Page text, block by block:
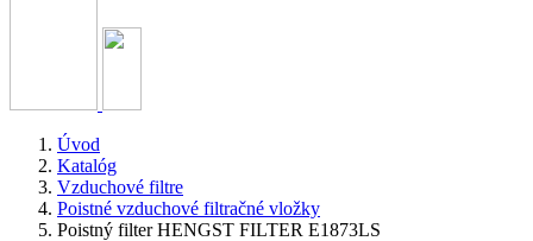
Úvod
Katalóg
Vzduchové filtre
Poistné vzduchové filtračné vložky
Poistný filter HENGST FILTER E1873LS